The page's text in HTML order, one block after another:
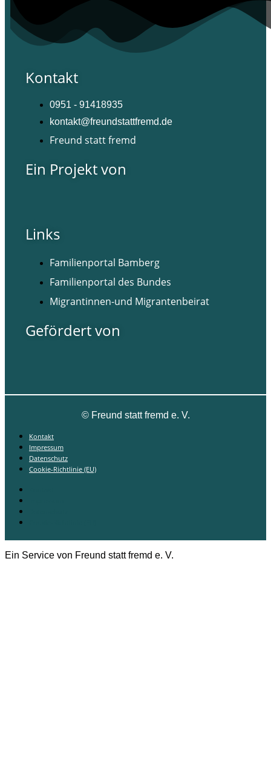
Kontakt
0951 - 91418935
kontakt@freundstattfremd.de
Freund statt fremd
Ein Projekt von
Links
Familienportal Bamberg
Familienportal des Bundes
Migrantinnen-und Migrantenbeirat
Gefördert von
©Freund statt fremd e. V.
Kontakt
Impressum
Datenschutz
Cookie-Richtlinie (EU)
Ein Service von Freund statt fremd e. V.